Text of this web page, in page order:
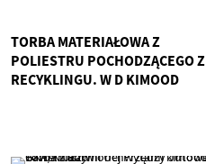
TORBA MATERIAŁOWA Z
POLIESTRU POCHODZĄCEGO Z
RECYKLINGU. W D KIMOOD